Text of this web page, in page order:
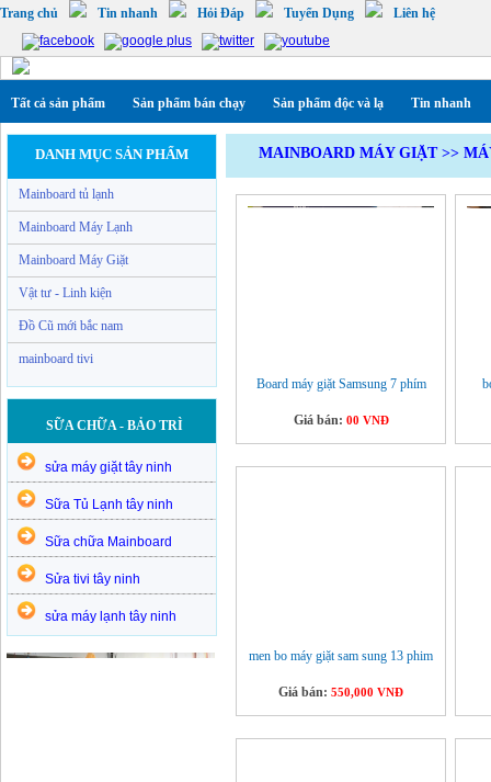
Trang chủ Tin nhanh Hỏi Đáp Tuyển Dụng Liên hệ
Tất cả sản phẩm Sản phẩm bán chạy Sản phẩm độc và lạ Tin nhanh
DANH MỤC SẢN PHẨM
Mainboard tủ lạnh
Mainboard Máy Lạnh
Mainboard Máy Giặt
Vật tư - Linh kiện
Đồ Cũ mới bắc nam
mainboard tivi
SỮA CHỮA - BẢO TRÌ
sửa máy giặt tây ninh
Sữa Tủ Lạnh tây ninh
Sữa chữa Mainboard
Sửa tivi tây ninh
sửa máy lạnh tây ninh
MAINBOARD MÁY GIẶT>>
Board máy giặt Samsung 7 phím
Giá bán: 00 VNĐ
men bo máy giặt sam sung 13 phim
Giá bán: 550,000 VNĐ